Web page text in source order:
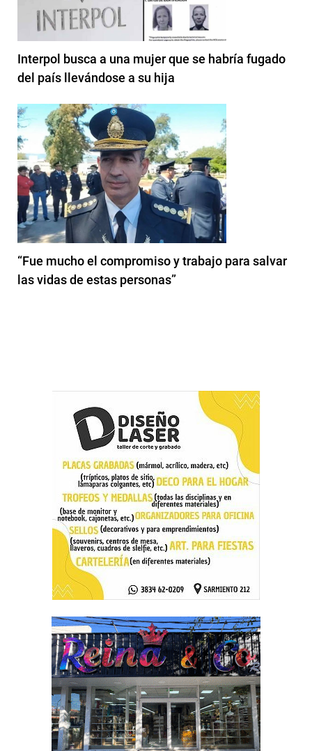
Interpol busca a una mujer que se habría fugado
del país llevándose a su hija
“Fue mucho el compromiso y trabajo para salvar
las vidas de estas personas”